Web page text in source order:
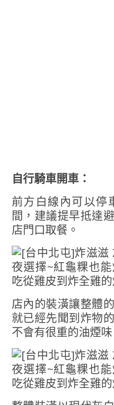
自行騎車開車：
前方白線內可以停
間，建議提早抵達
店門口取餐。
店內的裝潢讓整體
就已經先聞到炸物
不會有很重的油煙味